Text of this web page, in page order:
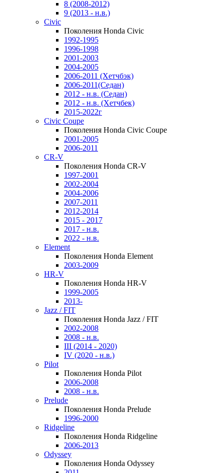
8 (2008-2012)
9 (2013 - н.в.)
Civic
Поколения Honda Civic
1992-1995
1996-1998
2001-2003
2004-2005
2006-2011 (Хетчбэк)
2006-2011(Седан)
2012 - н.в. (Седан)
2012 - н.в. (Хетчбек)
2015-2022г
Civic Coupe
Поколения Honda Civic Coupe
2001-2005
2006-2011
CR-V
Поколения Honda CR-V
1997-2001
2002-2004
2004-2006
2007-2011
2012-2014
2015 - 2017
2017 - н.в.
2022 - н.в.
Element
Поколения Honda Element
2003-2009
HR-V
Поколения Honda HR-V
1999-2005
2013-
Jazz / FIT
Поколения Honda Jazz / FIT
2002-2008
2008 - н.в.
III (2014 - 2020)
IV (2020 - н.в.)
Pilot
Поколения Honda Pilot
2006-2008
2008 - н.в.
Prelude
Поколения Honda Prelude
1996-2000
Ridgeline
Поколения Honda Ridgeline
2006-2013
Odyssey
Поколения Honda Odyssey